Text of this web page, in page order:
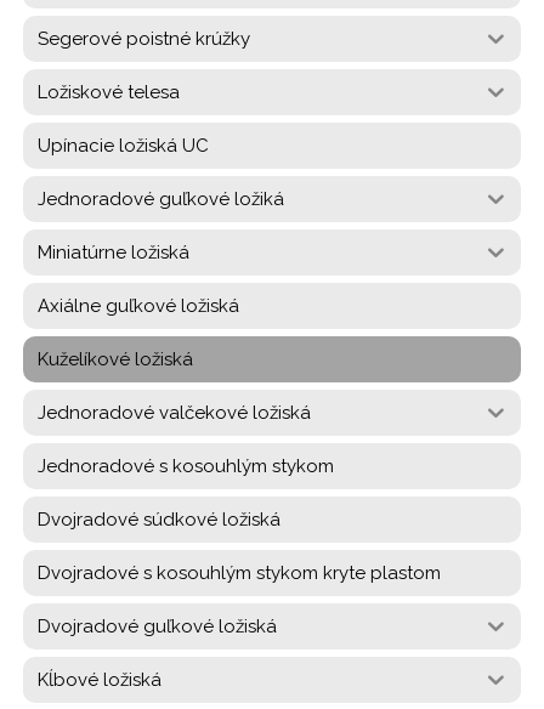
Segerové poistné krúžky
Ložiskové telesa
Upínacie ložiská UC
Jednoradové guľkové ložiká
Miniatúrne ložiská
Axiálne guľkové ložiská
Kuželíkové ložiská
Jednoradové valčekové ložiská
Jednoradové s kosouhlým stykom
Dvojradové súdkové ložiská
Dvojradové s kosouhlým stykom kryte plastom
Dvojradové guľkové ložiská
Kĺbové ložiská